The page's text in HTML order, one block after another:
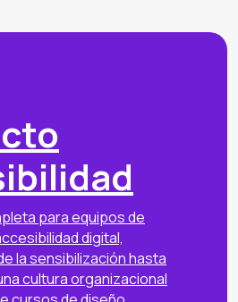
para equipos de
digital,
la sensibilización hasta
cultura organizacional